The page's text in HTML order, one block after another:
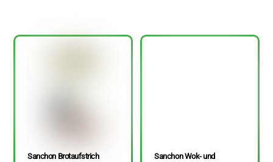
Sanchon Brotaufstrich
Sanchon Wok- und